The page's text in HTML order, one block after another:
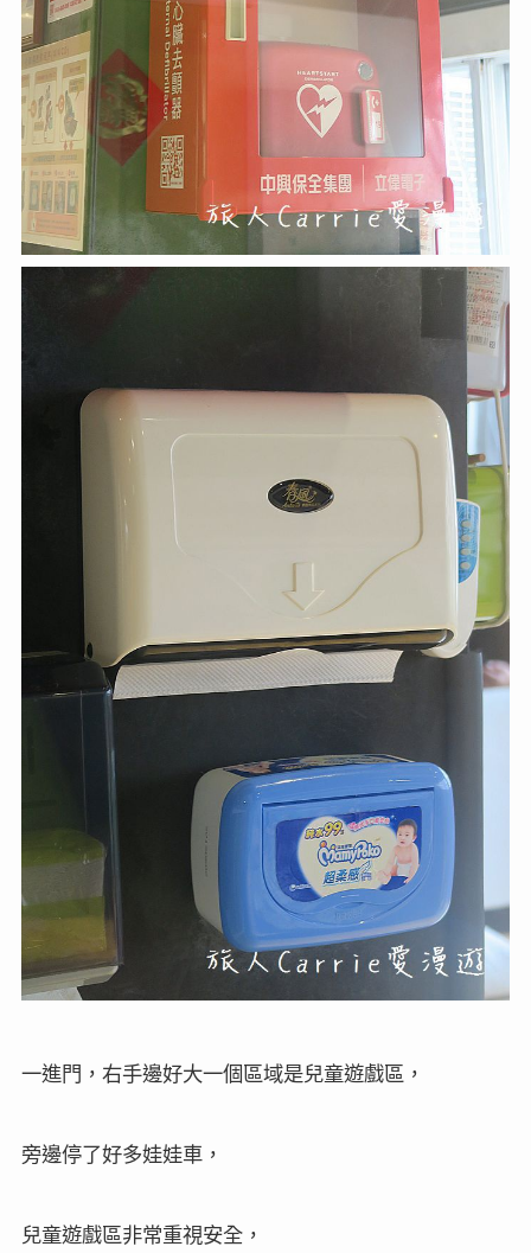
一進門，右手邊好大一個區域是兒童遊戲區，
旁邊停了好多娃娃車，
兒童遊戲區非常重視安全，